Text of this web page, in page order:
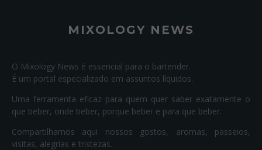
MIXOLOGY NEWS
O Mixology News é essencial para o bartender.
É um portal especializado em assuntos líquidos.
Uma ferramenta eficaz para quem quer saber exatamente o
que beber, onde beber, porque beber e para que beber.
Compartilhamos aqui nossos gostos, aromas, passeios,
visitas, alegrias e tristezas.